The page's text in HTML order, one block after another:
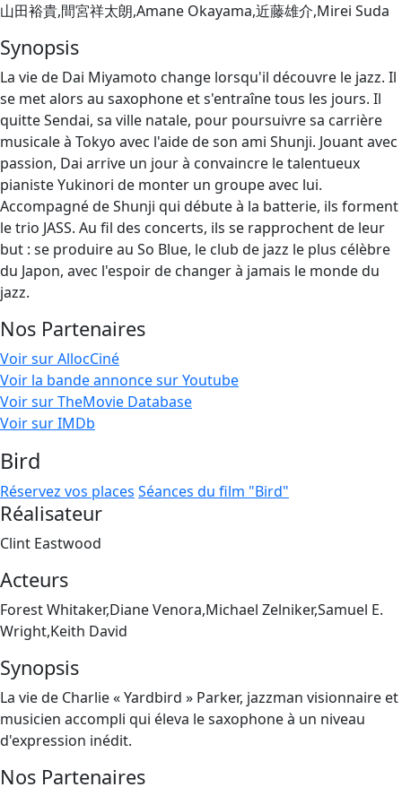
山田裕貴,間宮祥太朗,Amane Okayama,近藤雄介,Mirei Suda
Synopsis
La vie de Dai Miyamoto change lorsqu'il découvre le jazz. Il
se met alors au saxophone et s'entraîne tous les jours. Il
quitte Sendai, sa ville natale, pour poursuivre sa carrière
musicale à Tokyo avec l'aide de son ami Shunji. Jouant avec
passion, Dai arrive un jour à convaincre le talentueux
pianiste Yukinori de monter un groupe avec lui.
Accompagné de Shunji qui débute à la batterie, ils forment
le trio JASS. Au fil des concerts, ils se rapprochent de leur
but : se produire au So Blue, le club de jazz le plus célèbre
du Japon, avec l'espoir de changer à jamais le monde du
jazz.
Nos Partenaires
Voir sur AllocCiné
Voir la bande annonce sur Youtube
Voir sur TheMovie Database
Voir sur IMDb
Bird
Réservez vos places Séances du film "Bird"
Réalisateur
Clint Eastwood
Acteurs
Forest Whitaker,Diane Venora,Michael Zelniker,Samuel E.
Wright,Keith David
Synopsis
La vie de Charlie « Yardbird » Parker, jazzman visionnaire et
musicien accompli qui éleva le saxophone à un niveau
d'expression inédit.
Nos Partenaires